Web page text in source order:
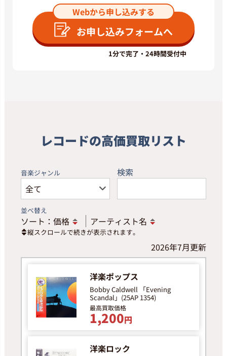
Webから申し込みする
お申し込みフォームへ
1分で完了・24時間受付中
レコードの高価買取リスト
音楽ジャンル 検索
並べ替え
ソート： 価格 アーティスト名
縦スクロールで続きが表示されます。
2026年7月更新
洋楽ポップス
Bobby Caldwell 「Evening
Scandal」(25AP 1354)
最高買取価格
1,200円
洋楽ロック